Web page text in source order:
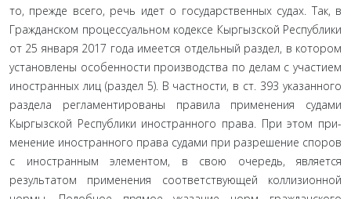
то, прежде всего, речь идет о государственных судах. Так, в
Гражданском процессуальном кодексе Кыргызской Республи­ки
от 25 января 2017 года имеется отдельный раздел, в котором
установлены особенности производства по делам с участием
иностранных лиц (раздел 5). В частности, в ст. 393 указанно­го
раздела регламентированы правила применения судами
Кыргызской Республики иностранного права. При этом при­
менение иностранного права судами при разрешение споров
с иностранным элементом, в свою очередь, является
результа­том применения соответствующей коллизионной